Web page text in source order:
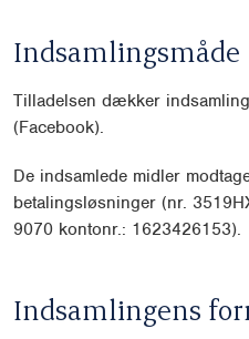
Indsamlingsmåde
Tilladelsen dækker
(Facebook).
De indsamlede midler
betalingsløsninger (nr.
9070 kontonr.: 1623426153).
Indsamlingens